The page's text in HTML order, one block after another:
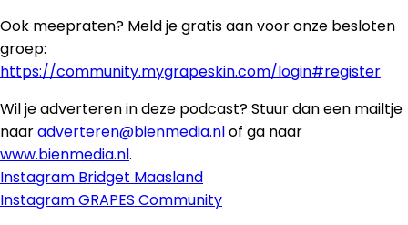
Ook meepraten? Meld je gratis aan voor onze besloten
groep:
https://community.mygrapeskin.com/login#register
Wil je adverteren in deze podcast? Stuur dan een mailtje
naaradverteren@bienmedia.nlof ga naar
www.bienmedia.nl.
Instagram Bridget Maasland
Instagram GRAPES Community